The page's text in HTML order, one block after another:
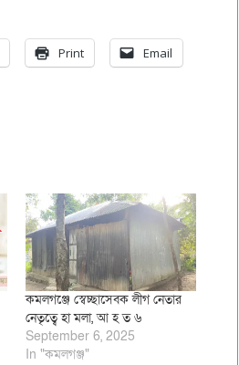
Print Email
কমলগঞ্জে স্বেচ্ছাসেবক লীগ নেতার
নেতৃত্বে হা মলা, আ হ ত ৬
September 6, 2025
In "কমলগঞ্জ"